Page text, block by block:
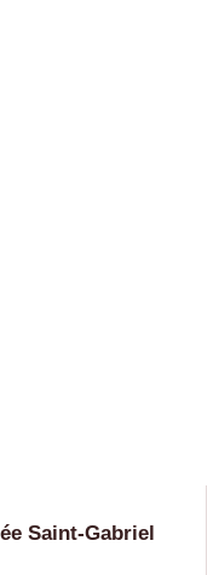
Saint-Gabriel